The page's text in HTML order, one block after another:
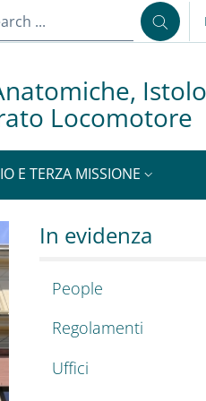
Locomotore
E TERZA MISSIONE
In evidenza
People
Regolamenti
Uffici